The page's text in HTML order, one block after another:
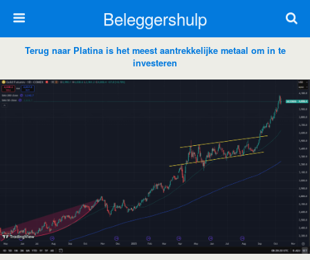
Beleggershulp
Terug naar Platina is het meest aantrekkelijke metaal om in te
investeren